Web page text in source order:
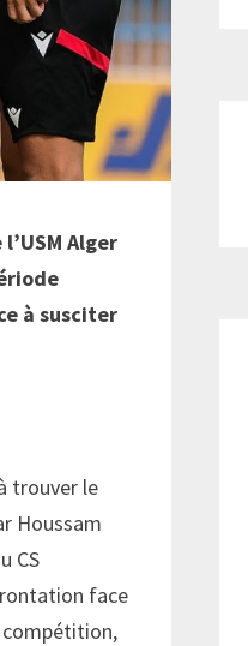
Alger
à susciter
trouver le
Houssam
CS
face
compétition,